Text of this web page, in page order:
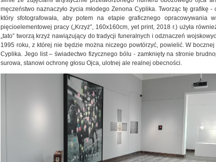
męczeństwo naznaczyło życia młodego Zenona Cyplika. Tworząc tę
który sfotografowała, aby potem na etapie graficznego
pięcioelementowej pracy („Krzyż”, 160x160cm, yet print, 2018 r.) użyła
„tato” tworzą krzyż nawiązujący do tradycji funeralnych i odznaczeń
1995 roku, z której nie będzie można niczego powtórzyć, powielić. W
Cyplika. Jego list – świadectwo fizycznego bólu - zamknięty na stronie
surowa, stanowi ochronę głosu Ojca, ulotnej ale realnej obecności.